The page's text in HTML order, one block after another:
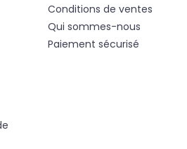
Conditions de ventes
Qui sommes-nous
Paiement sécurisé